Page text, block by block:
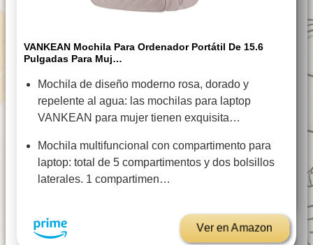
VANKEAN Mochila Para Ordenador Portátil De 15.6
Pulgadas Para Muj…
Mochila de diseño moderno rosa, dorado y
repelente al agua: las mochilas para laptop
VANKEAN para mujer tienen exquisita…
Mochila multifuncional con compartimento para
laptop: total de 5 compartimentos y dos bolsillos
laterales. 1 compartimen…
Ver en Amazon